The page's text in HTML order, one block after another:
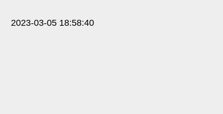
2023-03-05 18:58:40